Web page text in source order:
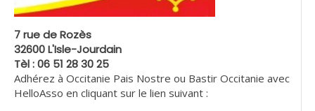
7 rue de Rozès
32600 L'Isle-Jourdain
Tèl : 06 51 28 30 25
Adhérez à Occitanie Pais Nostre ou Bastir Occitanie avec
HelloAsso en cliquant sur le lien suivant :